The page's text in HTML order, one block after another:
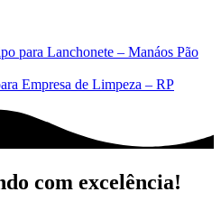
para Lanchonete – Manáos Pão
Empresa de Limpeza – RP
com excelência!